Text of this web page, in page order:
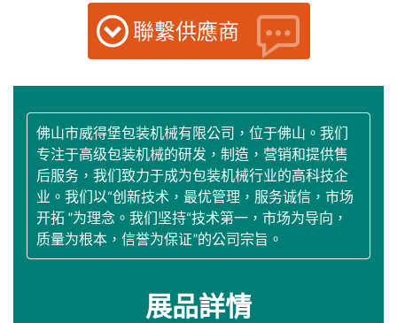
聯繫供應商
佛山市威得堡包装机械有限公司，位于佛山。我们
专注于高级包装机械的研发，制造，营销和提供售
后服务，我们致力于成为包装机械行业的高科技企
业。我们以“创新技术，最优管理，服务诚信，市场
开拓 ”为理念。我们坚持“技术第一，市场为导向，
质量为根本，信誉为保证”的公司宗旨。
展品詳情